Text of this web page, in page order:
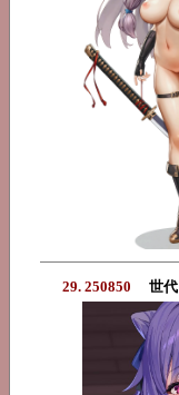
29. 250850 世代